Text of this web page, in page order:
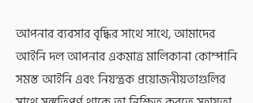
আপনার ব্যবসার বৃদ্ধির সাথে সাথে, আমাদের
আইনি দল আপনার একমাত্র মালিকানা কোম্পানি
সমস্ত আইনি এবং নিয়ন্ত্রক প্রয়োজনীয়তাগুলির